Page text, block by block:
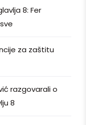
8: Fer
za zaštitu
razgovarali o
8